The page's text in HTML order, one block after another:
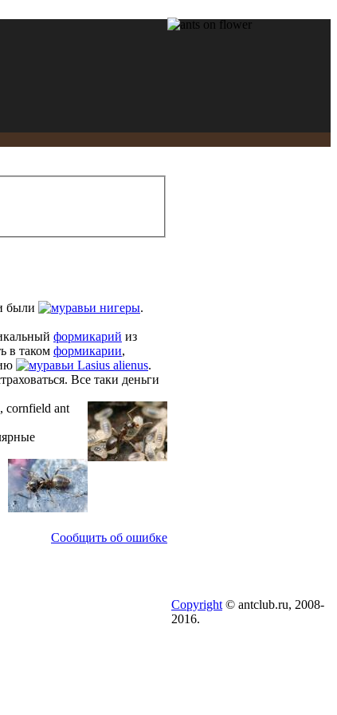
были нигеры.
формикарий из
в таком формикарии,
Lasius alienus.
Все таки деньги
cornfield ant
Сообщить об ошибке
Copyright © antclub.ru, 2008-
2016.